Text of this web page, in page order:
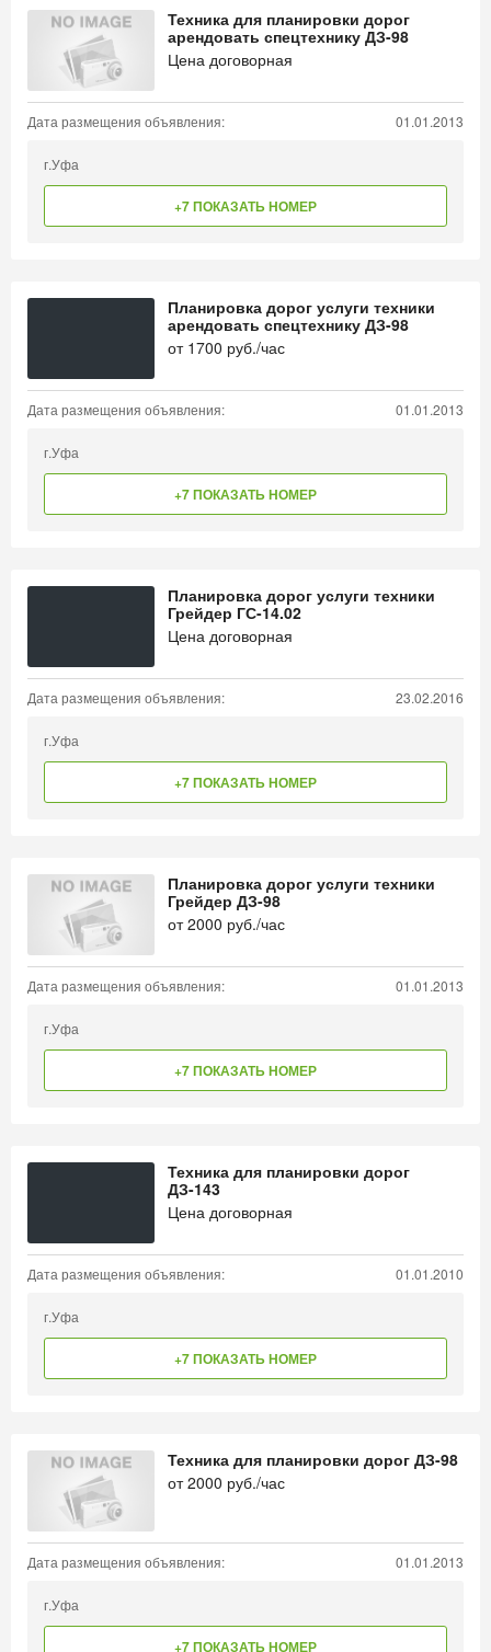
Техника для планировки дорог
арендовать спецтехнику ДЗ-98
Цена договорная
Дата размещения объявления: 01.01.2013
г.Уфа
+7 ПОКАЗАТЬ НОМЕР
Планировка дорог услуги техники
арендовать спецтехнику ДЗ-98
от 1700 руб./час
Дата размещения объявления: 01.01.2013
г.Уфа
+7 ПОКАЗАТЬ НОМЕР
Планировка дорог услуги техники
Грейдер ГС-14.02
Цена договорная
Дата размещения объявления: 23.02.2016
г.Уфа
+7 ПОКАЗАТЬ НОМЕР
Планировка дорог услуги техники
Грейдер ДЗ-98
от2000 руб./час
Дата размещения объявления: 01.01.2013
г.Уфа
+7 ПОКАЗАТЬ НОМЕР
Техника для планировки дорог
ДЗ-143
Цена договорная
Дата размещения объявления: 01.01.2010
г.Уфа
+7 ПОКАЗАТЬ НОМЕР
Техника для планировки дорог ДЗ-98
от2000 руб./час
Дата размещения объявления: 01.01.2013
г.Уфа
+7 ПОКАЗАТЬ НОМЕР